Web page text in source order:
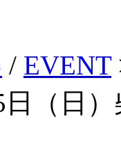
/ EVENT
日（日